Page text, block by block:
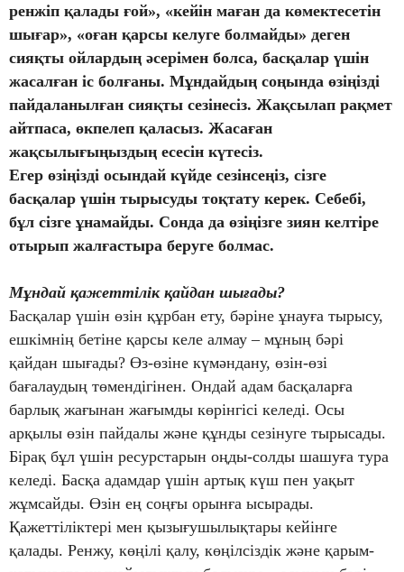
ренжіп қалады ғой», «кейін маған да көмектесетін
шығар», «оған қарсы келуге болмайды» деген
сияқты ойлардың әсерімен болса, басқалар үшін
жасалған іс болғаны. Мұндайдың соңында өзіңізді
пайдаланылған сияқты сезінесіз. Жақсылап рақмет
айтпаса, өкпелеп қаласыз. Жасаған
жақсылығыңыздың есесін күтесіз.
Егер өзіңізді осындай күйде сезінсеңіз, сізге
басқалар үшін тырысуды тоқтату керек. Себебі,
бұл сізге ұнамайды. Сонда да өзіңізге зиян келтіре
отырып жалғастыра беруге болмас.
Мұндай қажеттілік қайдан шығады?
Басқалар үшін өзін құрбан ету, бәріне ұнауға тырысу,
ешкімнің бетіне қарсы келе алмау – мұның бәрі
қайдан шығады? Өз-өзіне күмәндану, өзін-өзі
бағалаудың төмендігінен. Ондай адам басқаларға
барлық жағынан жағымды көрінгісі келеді. Осы
арқылы өзін пайдалы және құнды сезінуге тырысады.
Бірақ бұл үшін ресурстарын оңды-солды шашуға тура
келеді. Басқа адамдар үшін артық күш пен уақыт
жұмсайды. Өзін ең соңғы орынға ысырады.
Қажеттіліктері мен қызығушылықтары кейінге
қалады. Ренжу, көңілі қалу, көңілсіздік және қарым-